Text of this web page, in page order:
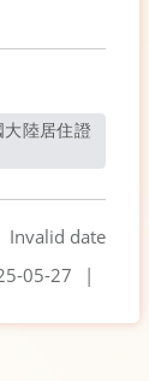
Invalid date
05-27 |